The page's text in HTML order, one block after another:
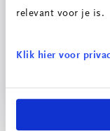
relevant voor je is.
Klik hier voor